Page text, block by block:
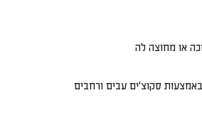
או מחוצה לה
סקוצ'ים עבים ורחבים